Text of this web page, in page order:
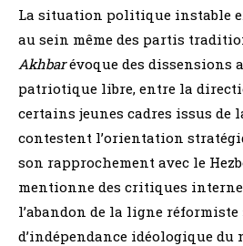
La situation politique instable
au sein même des partis
Akhbarévoque des dissensions
patriotique libre, entre la
certains jeunes cadres issus de
contestent l’orientation
son rapprochement avec le
mentionne des critiques
l’abandon de la ligne réformiste
d’indépendance idéologique du